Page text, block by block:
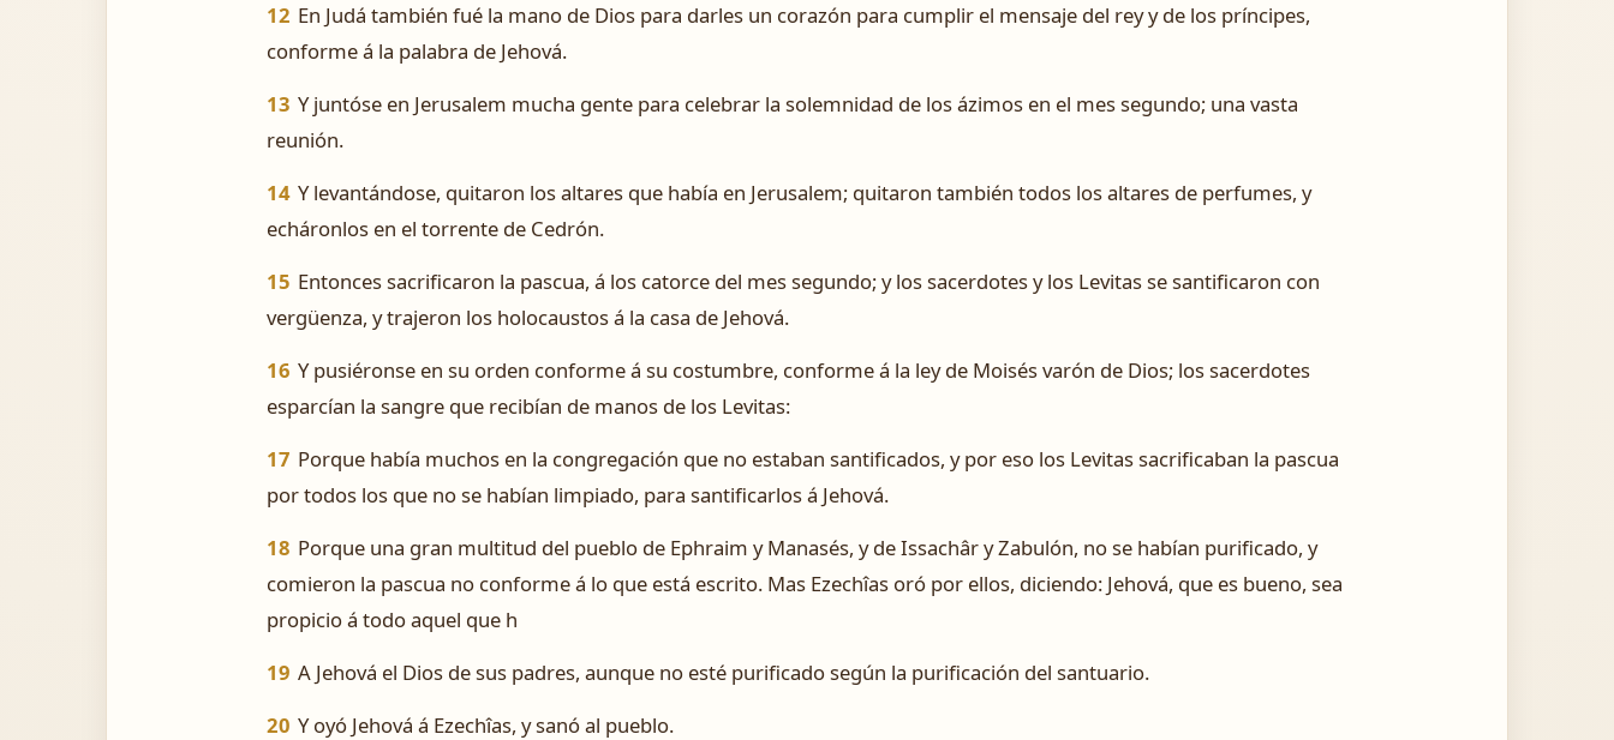
12 En Judá también fué la mano de Dios para darles un corazón para cumplir el mensaje del rey y de los príncipes,
conforme á la palabra de Jehová.
13 Y juntóse en Jerusalem mucha gente para celebrar la solemnidad de los ázimos en el mes segundo; una vasta
reunión.
14 Y levantándose, quitaron los altares que había en Jerusalem; quitaron también todos los altares de perfumes, y
echáronlos en el torrente de Cedrón.
15 Entonces sacrificaron la pascua, á los catorce del mes segundo; y los sacerdotes y los Levitas se santificaron con
vergüenza, y trajeron los holocaustos á la casa de Jehová.
16 Y pusiéronse en su orden conforme á su costumbre, conforme á la ley de Moisés varón de Dios; los sacerdotes
esparcían la sangre que recibían de manos de los Levitas:
17 Porque había muchos en la congregación que no estaban santificados, y por eso los Levitas sacrificaban la pascua
por todos los que no se habían limpiado, para santificarlos á Jehová.
18 Porque una gran multitud del pueblo de Ephraim y Manasés, y de Issachâr y Zabulón, no se habían purificado, y
comieron la pascua no conforme á lo que está escrito. Mas Ezechîas oró por ellos, diciendo: Jehová, que es bueno, sea
propicio á todo aquel que h
19 A Jehová el Dios de sus padres, aunque no esté purificado según la purificación del santuario.
20 Y oyó Jehová á Ezechîas, y sanó al pueblo.